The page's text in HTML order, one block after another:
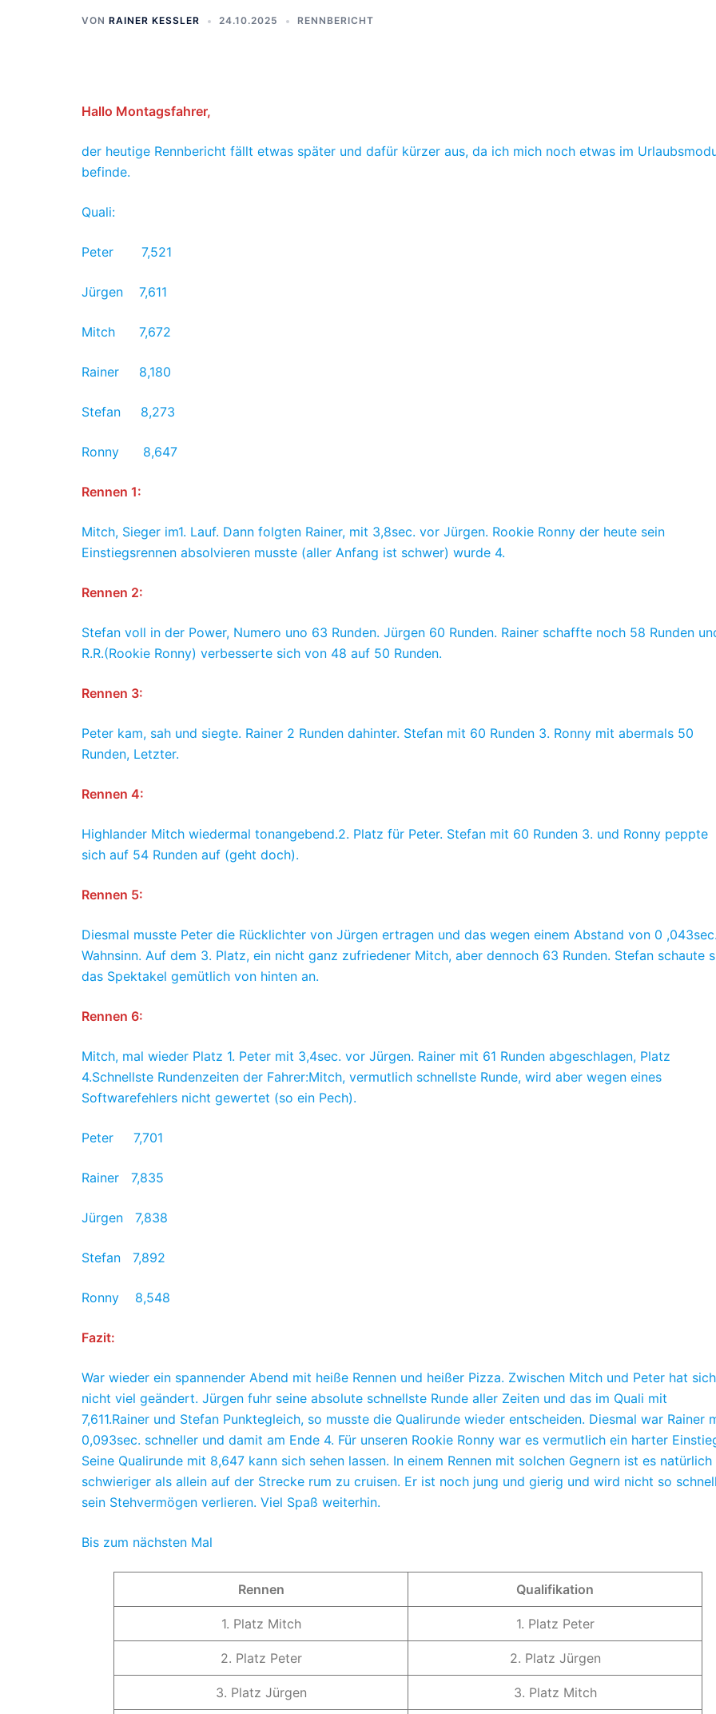
VON RAINER KESSLER 24.10.2025 RENNBERICHT
Hallo Montagsfahrer,
der heutige Rennbericht fällt etwas später und dafür kürzer aus, da ich mich noch etwas im
befinde.
Quali:
Peter 7,521
Jürgen 7,611
Mitch 7,672
Rainer 8,180
Stefan 8,273
Ronny 8,647
Rennen 1:
Mitch, Sieger im1. Lauf. Dann folgten Rainer, mit 3,8sec. vor Jürgen. Rookie Ronny der heute sein
Einstiegsrennen absolvieren musste (aller Anfang ist schwer) wurde 4.
Rennen 2:
Stefan voll in der Power, Numero uno 63 Runden. Jürgen 60 Runden. Rainer schaffte noch 58 Runden
R.R.(Rookie Ronny) verbesserte sich von 48 auf 50 Runden.
Rennen 3:
Peter kam, sah und siegte. Rainer 2 Runden dahinter. Stefan mit 60 Runden 3. Ronny mit abermals 50
Runden, Letzter.
Rennen 4:
Highlander Mitch wiedermal tonangebend.2. Platz für Peter. Stefan mit 60 Runden 3. und Ronny peppte
sich auf 54 Runden auf (geht doch).
Rennen 5:
Diesmal musste Peter die Rücklichter von Jürgen ertragen und das wegen einem Abstand von 0
Wahnsinn. Auf dem 3. Platz, ein nicht ganz zufriedener Mitch, aber dennoch 63 Runden. Stefan schaute
das Spektakel gemütlich von hinten an.
Rennen 6:
Mitch, mal wieder Platz 1. Peter mit 3,4sec. vor Jürgen. Rainer mit 61 Runden abgeschlagen, Platz
4.Schnellste Rundenzeiten der Fahrer:Mitch, vermutlich schnellste Runde, wird aber wegen eines
Softwarefehlers nicht gewertet (so ein Pech).
Peter 7,701
Rainer 7,835
Jürgen 7,838
Stefan 7,892
Ronny 8,548
Fazit:
War wieder ein spannender Abend mit heiße Rennen und heißer Pizza. Zwischen Mitch und Peter hat sich
nicht viel geändert. Jürgen fuhr seine absolute schnellste Runde aller Zeiten und das im Quali mit
7,611.Rainer und Stefan Punktegleich, so musste die Qualirunde wieder entscheiden. Diesmal war Rainer
0,093sec. schneller und damit am Ende 4. Für unseren Rookie Ronny war es vermutlich ein harter
Seine Qualirunde mit 8,647 kann sich sehen lassen. In einem Rennen mit solchen Gegnern ist es natürlich
schwieriger als allein auf der Strecke rum zu cruisen. Er ist noch jung und gierig und wird nicht so
sein Stehvermögen verlieren. Viel Spaß weiterhin.
Bis zum nächsten Mal
Rennen Qualifikation
1. Platz Mitch 1. Platz Peter
2. Platz Peter 2. Platz Jürgen
3. Platz Jürgen 3. Platz Mitch